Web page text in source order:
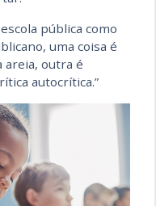
pública como
uma coisa é
areia, outra é
autocrítica.”